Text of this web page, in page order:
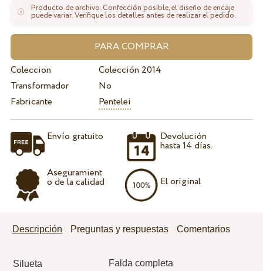
Producto de archivo. Confección posible, el diseño de encaje
puede variar. Verifique los detalles antes de realizar el pedido.
Coleccion
Colección 2014
Transformador
No
Fabricante
Pentelei
Envío gratuito
Aseguramient
o de la calidad
Devolución
hasta 14 días.
El original
Descripción Preguntas y respuestas Comentarios
Silueta
Falda completa